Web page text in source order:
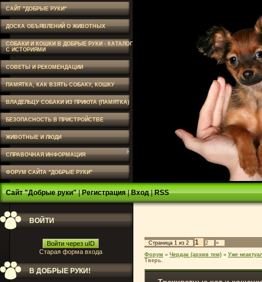
САЙТ "ДОБРЫЕ РУКИ"
ДОСКА ОБЪЯВЛЕНИЙ О ЖИВОТНЫХ
СОБАКИ И КОШКИ В ДОБРЫЕ РУКИ - КАТАЛОГ
С ИСТОРИЯМИ
СОВЕТЫ И РЕКОМЕНДАЦИИ
ПАМЯТКА, КАК ВЗЯТЬ СОБАКУ, КОШКУ
ВЛАДЕЛЬЦУ СОБАКИ ИЗ ПРИЮТА (ПАМЯТКА)
БЕЗОПАСНОСТЬ В ПРИСТРОЙСТВЕ
ЖИВОТНЫЕ И ЛЮДИ
СПРАВОЧНАЯ ИНФОРМАЦИЯ
ФОРУМ САЙТА "ДОБРЫЕ РУКИ"
Сайт "Добрые руки"|Регистрация|Вход|RSS
ВОЙТИ
Войти через uID
Старая форма входа
В ДОБРЫЕ РУКИ!
Страница 1 из 2 1 2
»
Форум » Чердак (архив тем) » Уже
Тверь.